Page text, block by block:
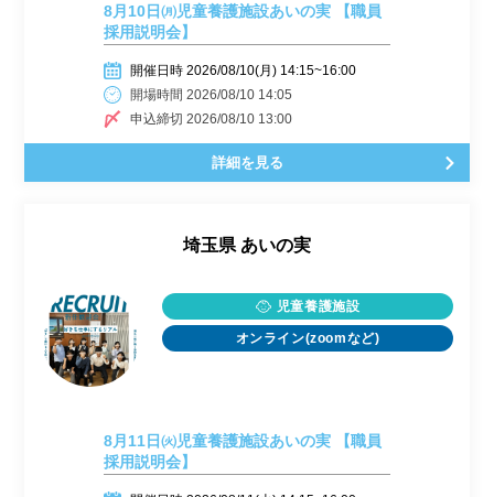
8月10日㈪児童養護施設あいの実 【職員
採用説明会】
開催日時 2026/08/10(月) 14:15~16:00
開場時間 2026/08/10 14:05
申込締切 2026/08/10 13:00
詳細を見る
埼玉県 あいの実
児童養護施設
オンライン(zoomなど)
8月11日㈫児童養護施設あいの実 【職員
採用説明会】